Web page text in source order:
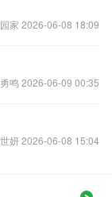
家 2026-06-08 18:09
鸣 2026-06-09 00:35
妍 2026-06-08 15:04